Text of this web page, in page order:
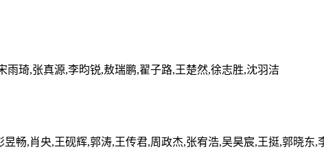
雨琦,张真源,李昀锐,敖瑞鹏,翟子路,王楚然,徐志胜,沈羽洁
畅,肖央,王砚辉,郭涛,王传君,周政杰,张宥浩,吴昊宸,王挺,郭晓